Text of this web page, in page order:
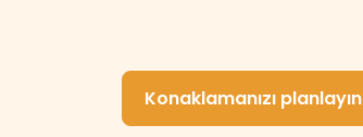
Konaklamanızı planlayın